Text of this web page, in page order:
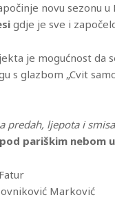
novu sezonu u
gdje je sve i
je mogućnost da
s glazbom „Cvit
predah, ljepota i
pod pariškim nebom
Marković